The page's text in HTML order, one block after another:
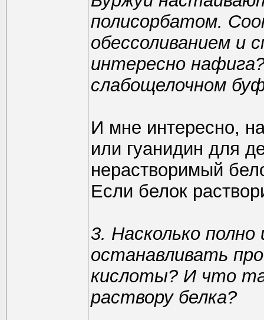
полисорбатом.
обессоливанием и
интересно
слабощелочном
И мне интересно,
или гуанидин для
нерастворимый
Если белок
3. Насколько
останавливать
кислоты? И что
раствору белка?